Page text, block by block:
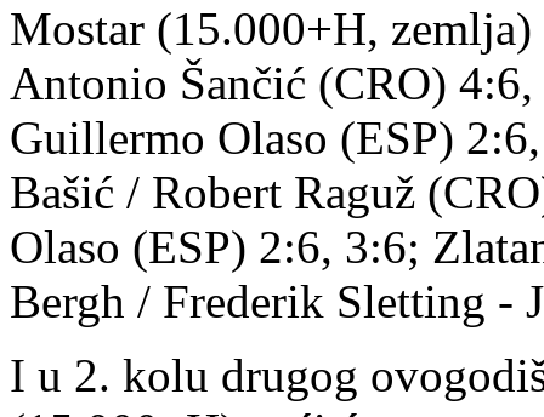
Mostar (15.000+H,
Antonio Šančić (CRO)
Guillermo Olaso (ESP)
Bašić / Robert Raguž
Olaso (ESP) 2:6, 3:6;
Bergh / Frederik Sletting -
I u 2. kolu drugog